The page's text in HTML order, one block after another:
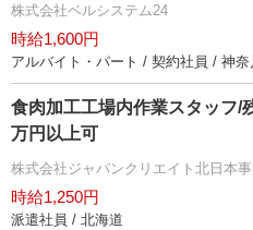
株式会社ベルシステム24
時給1,600円
アルバイト・パート / 契約社員 / 神奈
食肉加工工場内作業スタッフ/
万円以上可
株式会社ジャパンクリエイト北日本
時給1,250円
派遣社員 / 北海道